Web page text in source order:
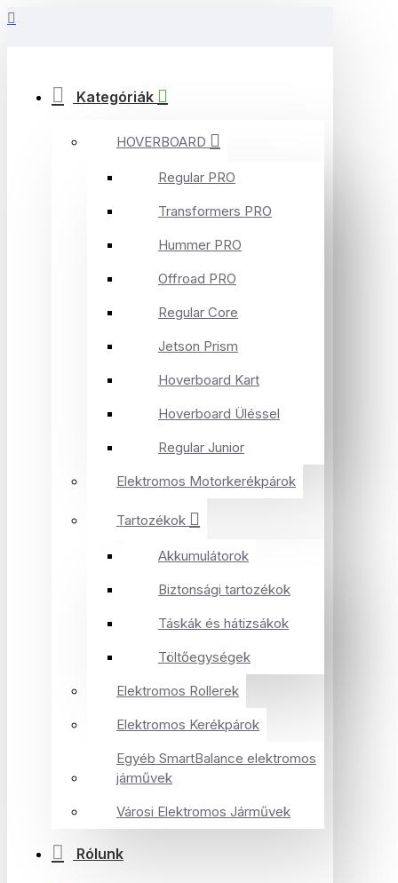
Kategóriák
HOVERBOARD
Regular PRO
Transformers PRO
Hummer PRO
Offroad PRO
Regular Core
Jetson Prism
Hoverboard Kart
Hoverboard Üléssel
Regular Junior
Elektromos Motorkerékpárok
Tartozékok
Akkumulátorok
Biztonsági tartozékok
Táskák és hátizsákok
Töltőegységek
Elektromos Rollerek
Elektromos Kerékpárok
Egyéb SmartBalance elektromos
járművek
Városi Elektromos Járművek
Rólunk